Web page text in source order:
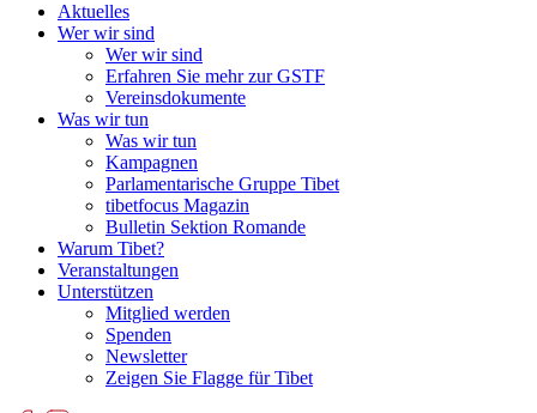
Aktuelles
Wer wir sind
Wer wir sind
Erfahren Sie mehr zur GSTF
Vereinsdokumente
Was wir tun
Was wir tun
Kampagnen
Parlamentarische Gruppe Tibet
tibetfocus Magazin
Bulletin Sektion Romande
Warum Tibet?
Veranstaltungen
Unterstützen
Mitglied werden
Spenden
Newsletter
Zeigen Sie Flagge für Tibet